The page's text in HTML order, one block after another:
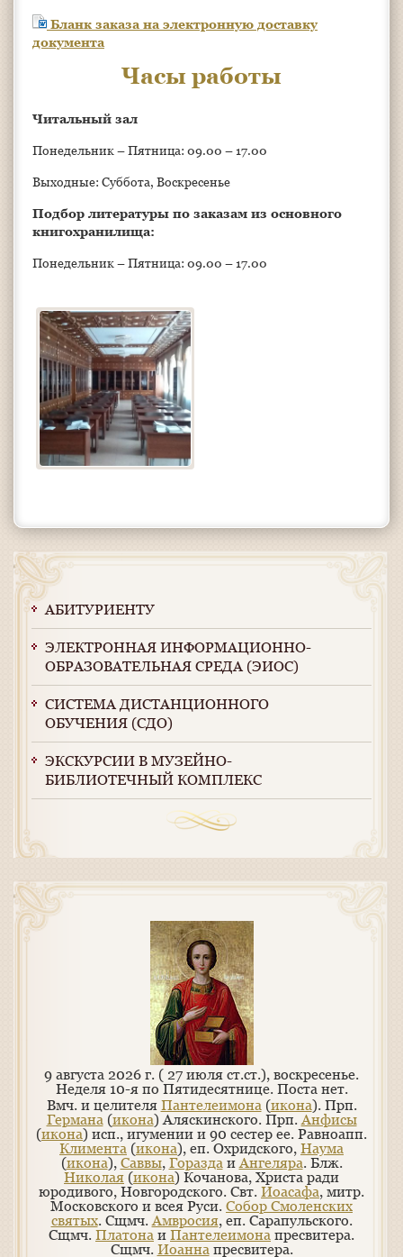
Бланк заказа на электронную доставку
документа
Часы работы
Читальный зал
Понедельник – Пятница: 09.00 – 17.00
Выходные: Суббота, Воскресенье
Подбор литературы по заказам из основного
книгохранилища:
Понедельник – Пятница: 09.00 – 17.00
АБИТУРИЕНТУ
ЭЛЕКТРОННАЯ ИНФОРМАЦИОННО-
ОБРАЗОВАТЕЛЬНАЯ СРЕДА (ЭИОС)
СИСТЕМА ДИСТАНЦИОННОГО
ОБУЧЕНИЯ (СДО)
ЭКСКУРСИИ В МУЗЕЙНО-
БИБЛИОТЕЧНЫЙ КОМПЛЕКС
9 августа 2026 г. ( 27 июля ст.ст.), воскресенье.
Неделя 10-я по Пятидесятнице. Поста нет.
Вмч. и целителя Пантелеимона (икона). Прп.
Германа (икона) Аляскинского. Прп. Анфисы
(икона) исп., игумении и 90 сестер ее. Равноапп.
Климента (икона), еп. Охридского, Наума
(икона), Саввы, Горазда и Ангеляра. Блж.
Николая (икона) Кочанова, Христа ради
юродивого, Новгородского. Свт. Иоасафа, митр.
Московского и всея Руси. Собор Смоленских
святых. Сщмч. Амвросия, еп. Сарапульского.
Сщмч. Платона и Пантелеимона пресвитера.
Сщмч. Иоанна пресвитера.